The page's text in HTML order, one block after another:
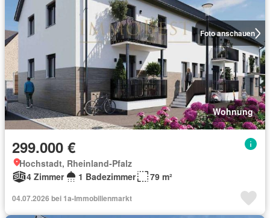
Foto anschauen
Wohnung
299.000 €
Hochstadt, Rheinland-Pfalz
4 Zimmer
1 Badezimmer 79 m²
04.07.2026 bei 1a-Immobilienmarkt